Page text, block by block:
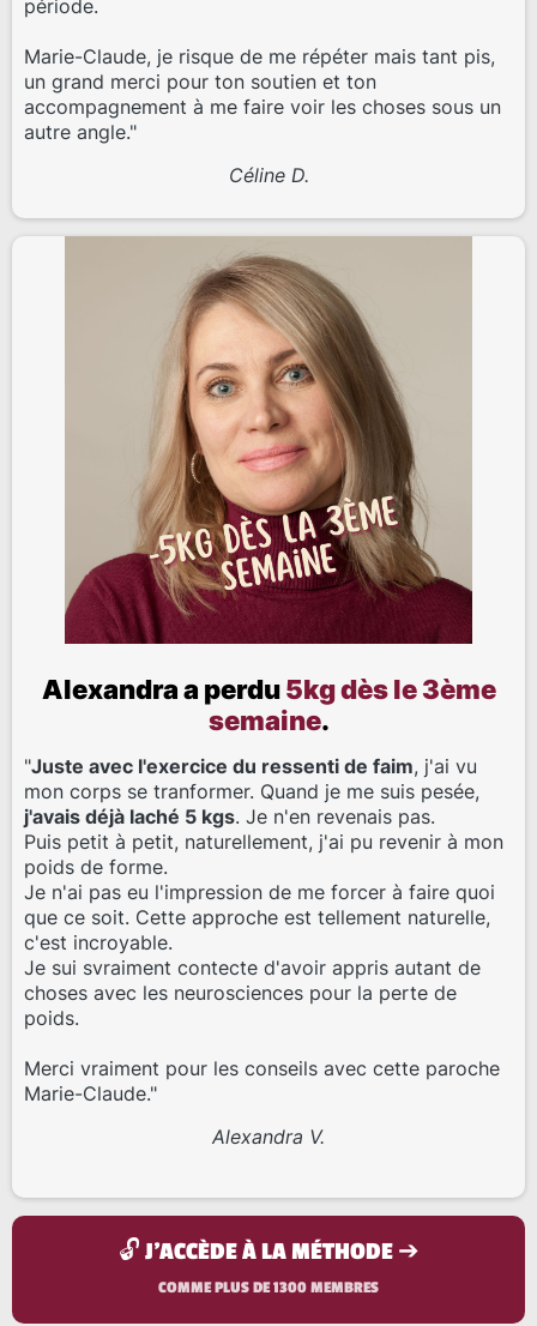
période.
Marie-Claude, je risque de me répéter mais tant pis,
un grand merci pour ton soutien et ton
accompagnement à me faire voir les choses sous un
autre angle."
Céline D.
Alexandra a perdu5kg dès le 3ème
semaine.
"Juste avec l'exercice du ressenti de faim, j'ai vu
mon corps se tranformer. Quand je me suis pesée,
j'avais déjà laché 5 kgs. Je n'en revenais pas.
Puis petit à petit, naturellement, j'ai pu revenir à mon
poids de forme.
Je n'ai pas eu l'impression de me forcer à faire quoi
que ce soit. Cette approche est tellement naturelle,
c'est incroyable.
Je sui svraiment contecte d'avoir appris autant de
choses avec les neurosciences pour la perte de
poids.
Merci vraiment pour les conseils avec cette paroche
Marie-Claude."
Alexandra V.
🔓 J'ACCÈDE À LA MÉTHODE ➔
COMME PLUS DE 1300 MEMBRES